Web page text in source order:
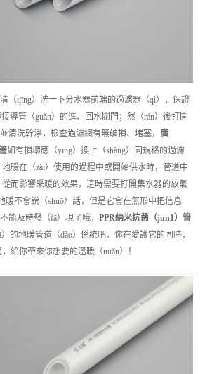
（qīng）洗一下分水器前端的過濾器（qì），保證
導管（guǎn）的進、回水閥門；然（rán）後打開
清洗幹淨，檢查過濾網有無破損、堵塞， 廣
如有損壞應（yīng）換上（shàng）同規格的過濾
暖在（zài）使用的過程中或開始供水時，管道中
而影響采暖的效果，這時需要打開集水器的放氣
暖不會說（shuō）話，但是它會在無形中把信息
能及時發（fā）現了哦， PPR納米抗菌（jun1）管
的地暖管道（dào）係統吧，你在愛護它的同時，
給你帶來你想要的溫暖（nuǎn）！